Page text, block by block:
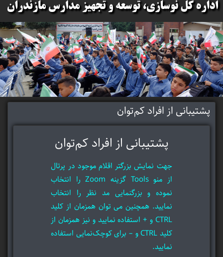
پشتیبانی از افراد کم‌توان
پشتیبانی از افراد کم‌توان
جهت نمایش بزرگتر اقلام موجود در پرتال
از منو Tools گزینه Zoom را انتخاب
نموده و بزرگنمایی مد نظر را انتخاب
نمایید. همچنین می توان همزمان از کلید
CTRL و + استفاده نمایید و نیز همزمان از
کلید CTRL و – برای کوچک‌نمایی استفاده
نمایید.